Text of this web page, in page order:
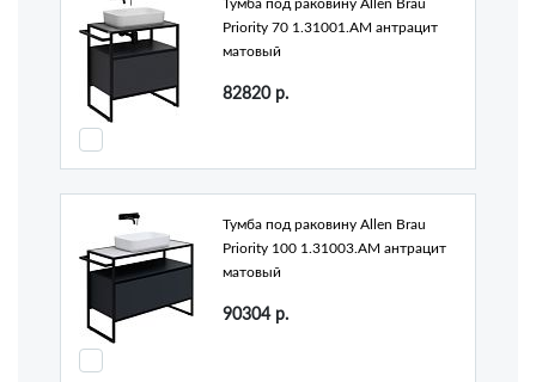
Тумба под раковину Allen Brau
Priority 70 1.31001.AM антрацит
матовый
82820р.
Тумба под раковину Allen Brau
Priority 100 1.31003.AM антрацит
матовый
90304р.